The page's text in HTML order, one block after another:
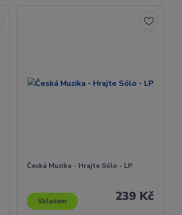
Česká Muzika - Hrajte Sólo - LP
239 Kč
Skladem